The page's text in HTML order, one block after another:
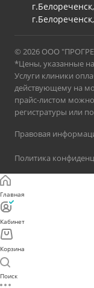
© 2026 ООО
*Цены, указанные
Услуги клиники
действующему на
прайс-листом
регистратуры или
Правовая
Политика
Главная
Кабинет
Корзина
Поиск